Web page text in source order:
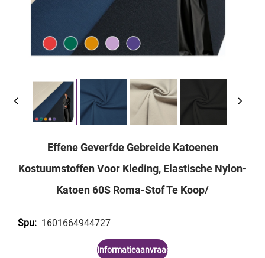
Effene Geverfde Gebreide Katoenen
Kostuumstoffen Voor Kleding, Elastische Nylon-
Katoen 60S Roma-Stof Te Koop/
Spu: 1601664944727
Informatieaanvraag